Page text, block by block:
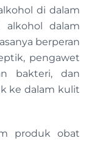
di dalam
alkohol dalam
berperan
pengawet
bakteri, dan
ke dalam kulit
produk obat